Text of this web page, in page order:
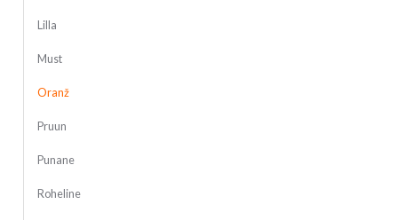
Lilla
Must
Oranž
Pruun
Punane
Roheline